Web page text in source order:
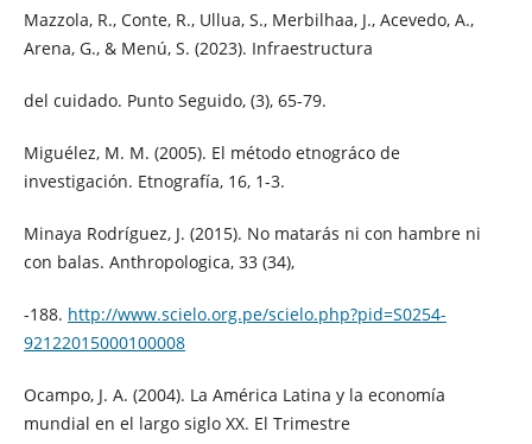
Mazzola, R., Conte, R., Ullua, S., Merbilhaa, J., Acevedo, A.,
Arena, G., & Menú, S. (2023). Infraestructura
del cuidado. Punto Seguido, (3), 65-79.
Miguélez, M. M. (2005). El método etnográco de
investigación. Etnografía, 16, 1-3.
Minaya Rodríguez, J. (2015). No matarás ni con hambre ni
con balas. Anthropologica, 33 (34),
-188. http://www.scielo.org.pe/scielo.php?pid=S0254-
92122015000100008
Ocampo, J. A. (2004). La América Latina y la economía
mundial en el largo siglo XX. El Trimestre